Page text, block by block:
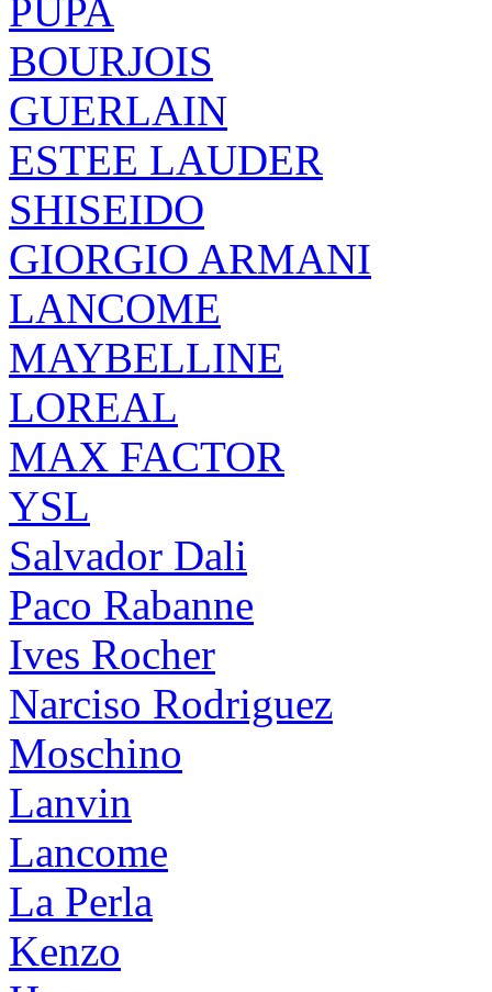
PUPA
BOURJOIS
GUERLAIN
ESTEE LAUDER
SHISEIDO
GIORGIO ARMANI
LANCOME
MAYBELLINE
LOREAL
MAX FACTOR
YSL
Salvador Dali
Paco Rabanne
Ives Rocher
Narciso Rodriguez
Moschino
Lanvin
Lancome
La Perla
Kenzo